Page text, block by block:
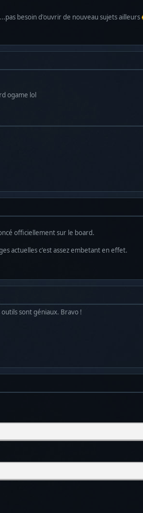
besoin d'ouvrir de nouveau sujets ailleurs
ogame lol
officiellement sur le board.
actuelles c'est assez embetant en effet.
sont géniaux. Bravo !